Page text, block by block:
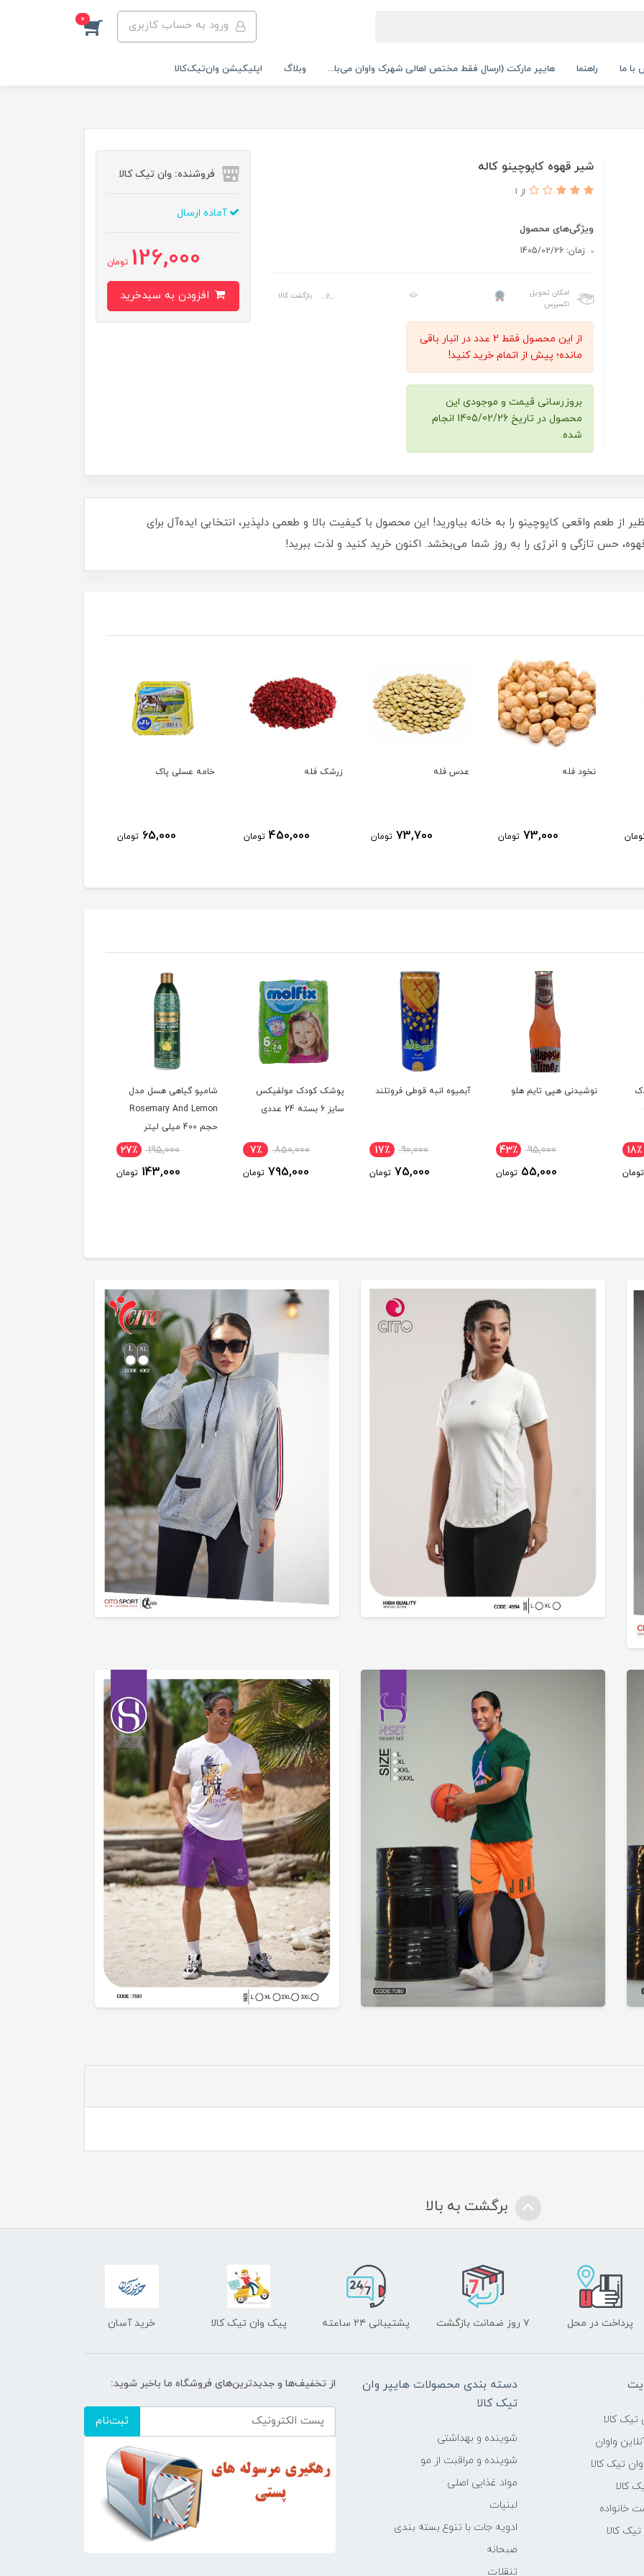
ورود به حساب کاربری 0
با ما راهنما هایپر مارکت (ارسال فقط مختص اهالی شهرک واوان می‌با... وبلاگ اپلیکیشن وان‌تیک‌کالا‌
شیر قهوه کاپوچینو کاله
از 1
ویژگی‌های محصول
زمان: 1405/02/26
امکان تحویل
اکسپرس
بازگشت کالا
از این محصول فقط 2 عدد در انبار باقی
مانده؛ پیش از اتمام خرید کنید!
بروزرسانی قیمت و موجودی این
محصول در تاریخ 1405/02/26 انجام
شده.
فروشنده: وان تیک کالا
آماده ارسال
126,000 تومان
از طعم واقعی کاپوچینو را به خانه بیاورید! این محصول با کیفیت بالا و طعمی دلپذیر، انتخابی ایده‌آل برای
حس تازگی و انرژی را به روز شما می‌بخشد. اکنون خرید کنید و لذت ببرید!
نخود فله
73,000 تومان
عدس فله
73,700 تومان
زرشک فله
450,000 تومان
خامه عسلی پاک
65,000 تومان
18٪
تومان
نوشیدنی هپی تایم هلو
95,000 43٪
55,000 تومان
آبمیوه انبه قوطی فروتلند
90,000 17٪
75,000 تومان
پوشک کودک مولفیکس
سایز 6 بسته 24 عددی
850,000 7٪
795,000 تومان
شامپو گیاهی هسل مدل
Rosemary And Lemon
حجم 400 میلی لیتر
195,000 27٪
143,000 تومان
برگشت به بالا
پرداخت در محل ۷ روز ضمانت بازگشت پشتیبانی ۲۴ ساعته پیک وان تیک کالا خرید آسان
کالا
واوان
تیک کالا
کالا
خانواده
کالا
دسته بندی محصولات هایپر وان
تیک کالا
شوینده و بهداشتی
شوینده و مراقبت از مو
مواد غذایی اصلی
لبنیات
ادویه جات با تنوع بسته بندی
صبحانه
تنقلات
از تخفیف‌ها و جدیدترین‌های فروشگاه ما باخبر شوید:
ثبت‌نام